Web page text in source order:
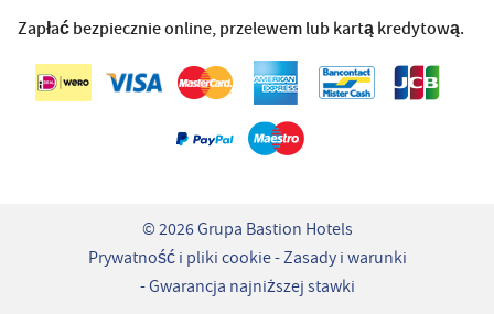
Zapłać bezpiecznie online, przelewem lub kartą kredytową.
© 2026 Grupa Bastion Hotels
Prywatność i pliki cookie Zasady i warunki
Gwarancja najniższej stawki